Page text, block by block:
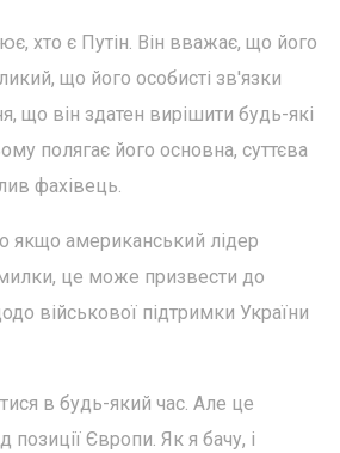
хто є Путін. Він вважає, що його
що його особисті зв'язки
що він здатен вирішити будь-які
полягає його основна, суттєва
фахівець.
якщо американський лідер
це може призвести до
військової підтримки України
в будь-який час. Але це
позиції Європи. Як я бачу, і